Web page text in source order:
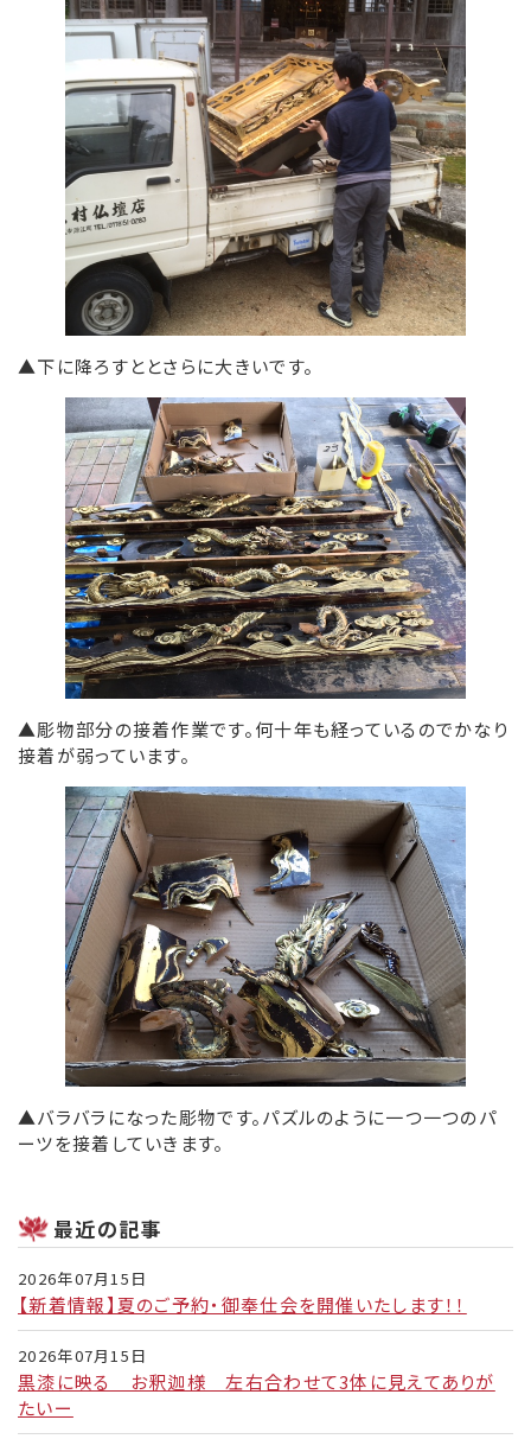
▲下に降ろすととさらに大きいです。
▲彫物部分の接着作業です。何十年も経っているのでかなり
接着が弱っています。
▲バラバラになった彫物です。パズルのように一つ一つのパ
ーツを接着していきます。
最近の記事
2026年07月15日
【新着情報】夏のご予約・御奉仕会を開催いたします！！
2026年07月15日
黒漆に映る お釈迦様 左右合わせて3体に見えてありが
たいー